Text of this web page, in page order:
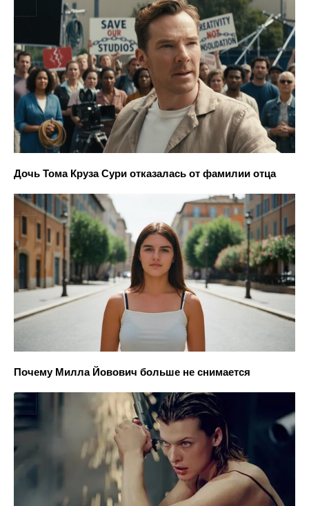
Дочь Тома Круза Сури отказалась от фамилии отца
Почему Милла Йовович больше не снимается